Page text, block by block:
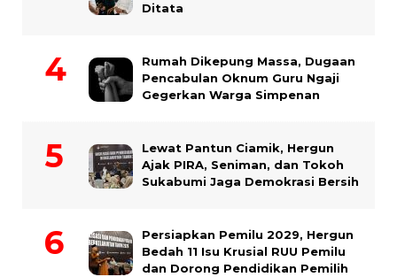
Ditata
Rumah Dikepung Massa, Dugaan
Pencabulan Oknum Guru Ngaji
Gegerkan Warga Simpenan
Lewat Pantun Ciamik, Hergun
Ajak PIRA, Seniman, dan Tokoh
Sukabumi Jaga Demokrasi Bersih
Persiapkan Pemilu 2029, Hergun
Bedah 11 Isu Krusial RUU Pemilu
dan Dorong Pendidikan Pemilih